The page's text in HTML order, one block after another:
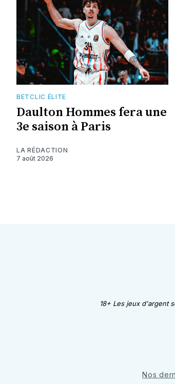
BETCLIC ÉLITE
Daulton Hommes fera une
3e saison à Paris
LA RÉDACTION
7 août 2026
18+ Les jeux d'argent
Nos